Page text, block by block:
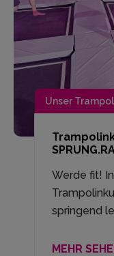
Unser
Werde fit!
springend
MEHR